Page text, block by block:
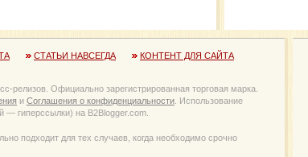
СТАТЬИ НАВСЕГДА КОНТЕНТ ДЛЯ САЙТА
релизов. Официально зарегистрированная торговая марка.
и Соглашения о конфиденциальности . Использование
— гиперссылки) на B2Blogger.com.
подходит для тех случаев, когда необходимо срочно